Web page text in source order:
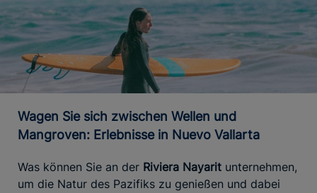
Wagen Sie sich zwischen Wellen und
Mangroven: Erlebnisse in Nuevo Vallarta
Was können Sie an der Riviera Nayarit unternehmen,
um die Natur des Pazifiks zu genießen und dabei